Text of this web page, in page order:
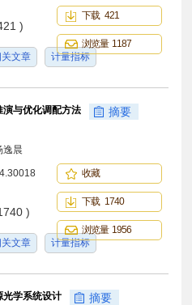
)
关文章 计量指标
下载 421
浏览量 1187
与优化调配方法 摘要
逸晨
)
关文章 计量指标
收藏
下载 1740
浏览量 1956
光学系统设计 摘要